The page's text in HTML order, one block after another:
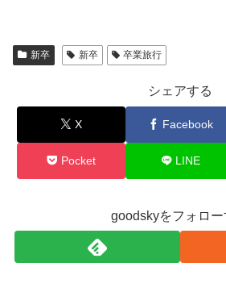
新卒 新卒 卒業旅行
シェアする
X Facebook
Pocket LINE
goodskyをフォロー